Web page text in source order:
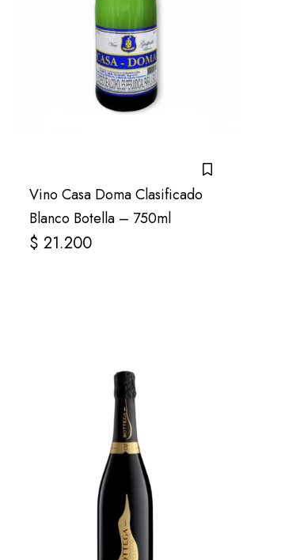
Vino Casa Doma Clasificado
Blanco Botella – 750ml
$ 21.200